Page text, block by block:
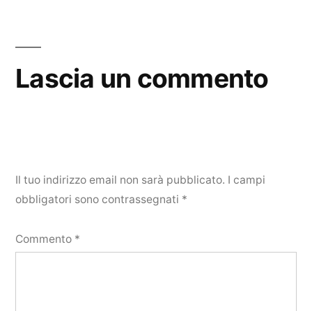
Lascia un commento
Il tuo indirizzo email non sarà pubblicato. I campi
obbligatori sono contrassegnati *
Commento *